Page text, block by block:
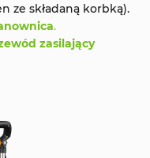
ze składaną korbką).
.
zasilający